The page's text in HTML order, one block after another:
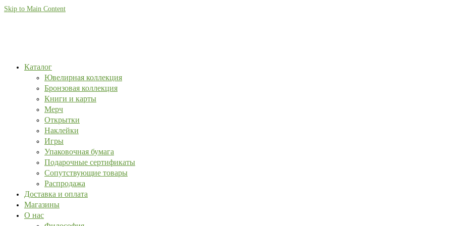
Skip to Main Content
Каталог
Ювелирная коллекция
Бронзовая коллекция
Книги и карты
Мерч
Открытки
Наклейки
Игры
Упаковочная бумага
Подарочные сертификаты
Сопутствующие товары
Распродажа
Доставка и оплата
Магазины
О нас